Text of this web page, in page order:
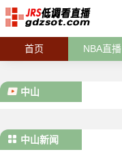
首页 NBA直播
中山
中山新闻